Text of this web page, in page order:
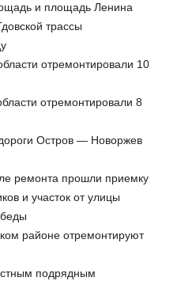
и площадь Ленина
трассы
отремонтировали 10
отремонтировали 8
Остров — Новоржев
ремонта прошли приемку
и участок от улицы
районе отремонтируют
подрядным